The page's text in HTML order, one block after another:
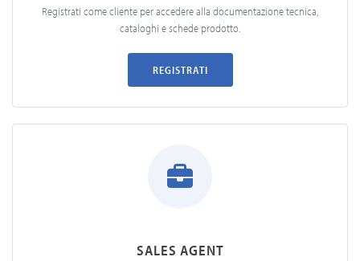
Registrati come cliente per accedere alla documentazione tecnica,
cataloghi e schede prodotto.
REGISTRATI
SALES AGENT